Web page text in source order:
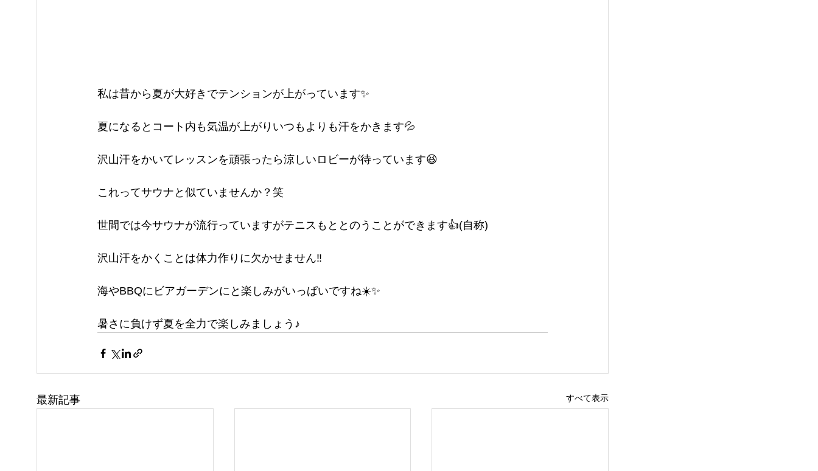
私は昔から夏が大好きでテンションが上がっています✨
夏になるとコート内も気温が上がりいつもよりも汗をかきます💦
沢山汗をかいてレッスンを頑張ったら涼しいロビーが待っています😆
これってサウナと似ていませんか？笑
世間では今サウナが流行っていますがテニスもととのうことができます👍(自称)
沢山汗をかくことは体力作りに欠かせません‼️
海やBBQにビアガーデンにと楽しみがいっぱいですね☀️✨
暑さに負けず夏を全力で楽しみましょう♪
最新記事 すべて表示